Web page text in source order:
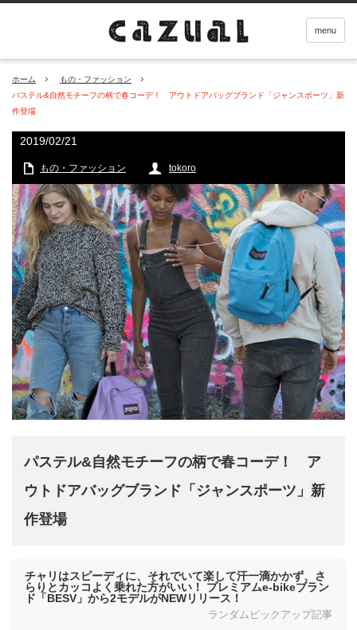
menu
ホーム
もの・ファッション
パステル&自然モチーフの柄で春コーデ！ アウトドアバッグブランド「ジャンスポーツ」新
作登場
2019/02/21
もの・ファッション tokoro
パステル&自然モチーフの柄で春コーデ！ ア
ウトドアバッグブランド「ジャンスポーツ」新
作登場
チャリはスピーディに、それでいて楽して汗一滴かかず、さ
らりとカッコよく乗れた方がいい！ プレミアムe-bikeブラン
ド「BESV」から2モデルがNEWリリース！
ランダムピックアップ記事